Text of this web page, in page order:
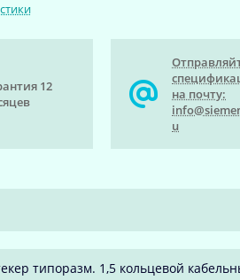
12
на почту:
u
типоразм. 1,5 кольцевой